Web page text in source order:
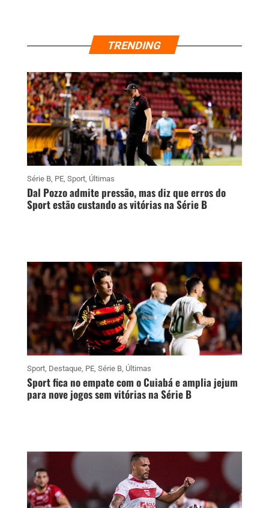
TRENDING
Série B, PE, Sport, Últimas
Dal Pozzo admite pressão, mas diz que erros do
Sport estão custando as vitórias na Série B
Sport, Destaque, PE, Série B, Últimas
Sport fica no empate com o Cuiabá e amplia jejum
para nove jogos sem vitórias na Série B